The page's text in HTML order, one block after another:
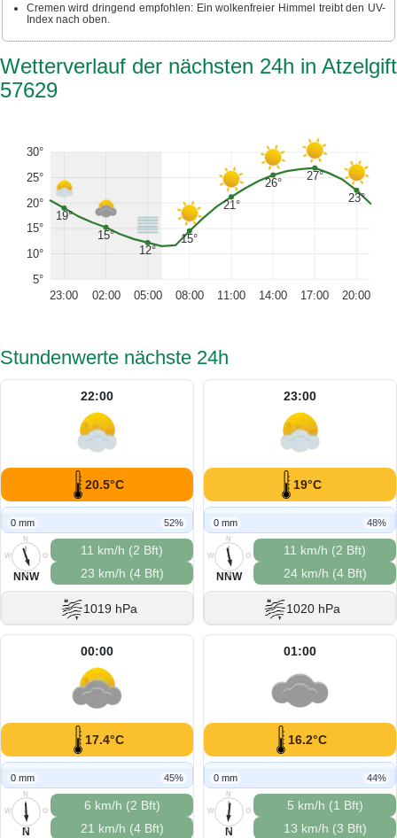
Cremen wird dringend empfohlen: Ein wolkenfreier Himmel treibt den UV-
Index nach oben.
Wetterverlauf der nächsten 24h in Atzelgift
57629
5°
10°
15°
20°
25°
30°
19°
15°
12°
15°
21°
26°
27°
23°
23:00 02:00 05:00 08:00 11:00 14:00 17:00 20:00
Stundenwerte nächste 24h
22:00
20.5°C
0 mm 52%
N
O
S
W
NNW
11 km/h (2 Bft)
23 km/h (4 Bft)
1019 hPa
23:00
19°C
0 mm 48%
N
O
S
W
NNW
11 km/h (2 Bft)
24 km/h (4 Bft)
1020 hPa
00:00
17.4°C
0 mm 45%
N
O
S
W
N
6 km/h (2 Bft)
21 km/h (4 Bft)
01:00
16.2°C
0 mm 44%
N
O
S
W
N
5 km/h (1 Bft)
13 km/h (3 Bft)